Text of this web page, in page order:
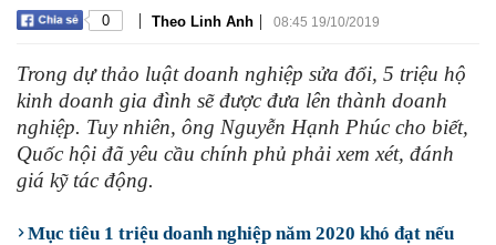
0 | Theo Linh Anh | 08:45 19/10/2019
Trong dự thảo luật doanh nghiệp sửa đổi, 5 triệu hộ
kinh doanh gia đình sẽ được đưa lên thành doanh
nghiệp. Tuy nhiên, ông Nguyễn Hạnh Phúc cho biết,
Quốc hội đã yêu cầu chính phủ phải xem xét, đánh
giá kỹ tác động.
Mục tiêu 1 triệu doanh nghiệp năm 2020 khó đạt nếu